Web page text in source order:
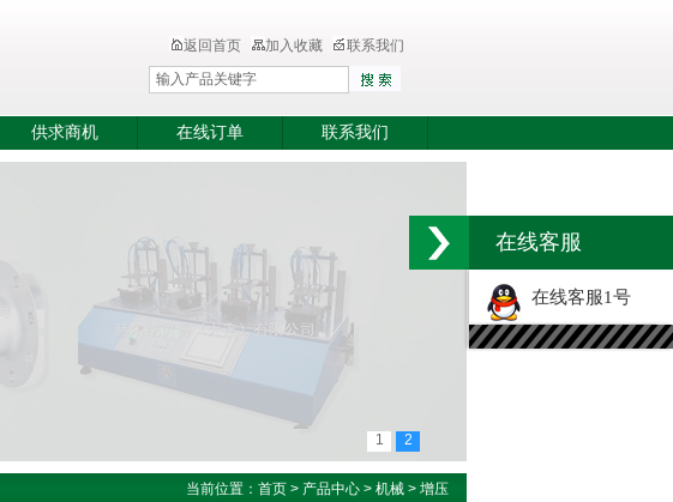
返回首页 加入收藏 联系我们
供求商机 在线订单 联系我们
1 2
当前位置： 首页 > 产品中心 > 机械 > 增压
在线客服
在线客服1号